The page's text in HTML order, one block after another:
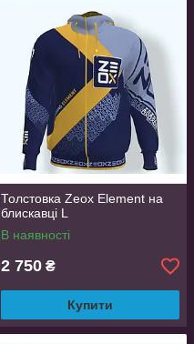
Толстовка Zeox Element на
блискавці L
В наявності
2 750 ₴
Купити